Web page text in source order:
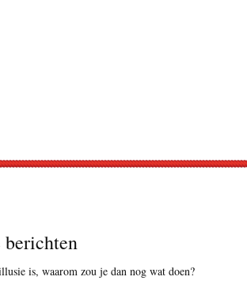
berichten
is, waarom zou je dan nog wat doen?